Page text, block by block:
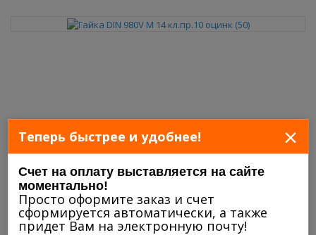
Теперь быстрее и удобнее! ×
Счет на оплату выставляется на сайте
моментально!
Просто оформите заказ и счет
сформируется автоматически, а также
придет Вам на электронную почту!